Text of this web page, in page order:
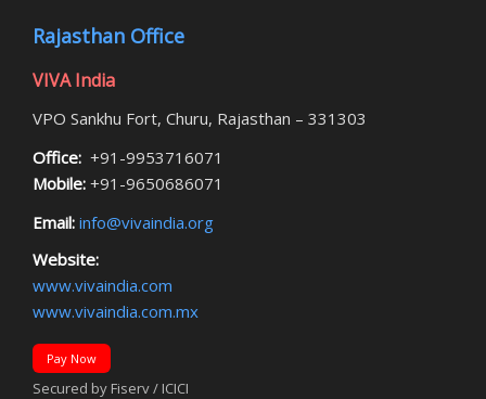
Rajasthan Office
VIVA India
VPO Sankhu Fort, Churu, Rajasthan – 331303
Office: +91-9953716071
Mobile: +91-9650686071
Email: info@vivaindia.org
Website:
www.vivaindia.com
www.vivaindia.com.mx
Pay Now
Secured by Fiserv / ICICI